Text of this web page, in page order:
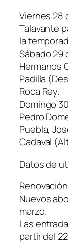
Viernes 28
Talavante
la
Sábado 29
Hermanos
Padilla
Roca Rey.
Domingo
Pedro
Puebla,
Cadaval
Datos de
Nuevos
marzo.
Las
partir del